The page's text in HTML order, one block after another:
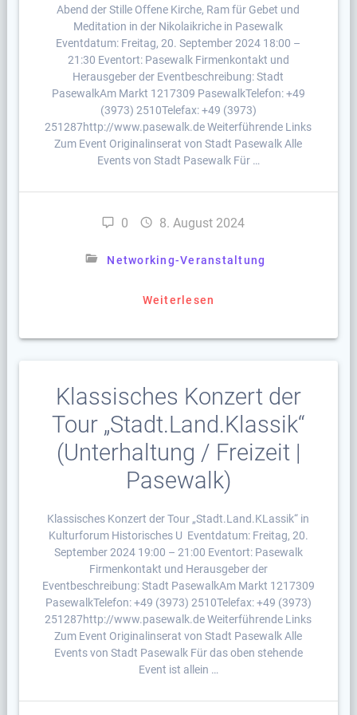
Abend der Stille Offene Kirche, Ram für Gebet und
Meditation in der Nikolaikriche in Pasewalk
Eventdatum: Freitag, 20. September 2024 18:00 –
21:30 Eventort: Pasewalk Firmenkontakt und
Herausgeber der Eventbeschreibung: Stadt
PasewalkAm Markt 1217309 PasewalkTelefon: +49
(3973) 2510Telefax: +49 (3973)
251287http://www.pasewalk.de Weiterführende Links
Zum Event Originalinserat von Stadt Pasewalk Alle
Events von Stadt Pasewalk Für …
0 8. August 2024
Networking-Veranstaltung
Weiterlesen
Klassisches Konzert der
Tour „Stadt.Land.Klassik“
(Unterhaltung / Freizeit |
Pasewalk)
Klassisches Konzert der Tour „Stadt.Land.KLassik“ in
Kulturforum Historisches U Eventdatum: Freitag, 20.
September 2024 19:00 – 21:00 Eventort: Pasewalk
Firmenkontakt und Herausgeber der
Eventbeschreibung: Stadt PasewalkAm Markt 1217309
PasewalkTelefon: +49 (3973) 2510Telefax: +49 (3973)
251287http://www.pasewalk.de Weiterführende Links
Zum Event Originalinserat von Stadt Pasewalk Alle
Events von Stadt Pasewalk Für das oben stehende
Event ist allein …